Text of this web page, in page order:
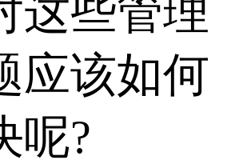
这些管理
应该如何
呢?